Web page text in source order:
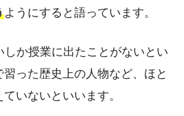
ようにすると語っています。
しか授業に出たことがないとい
った歴史上の人物など、ほと
いないといいます。